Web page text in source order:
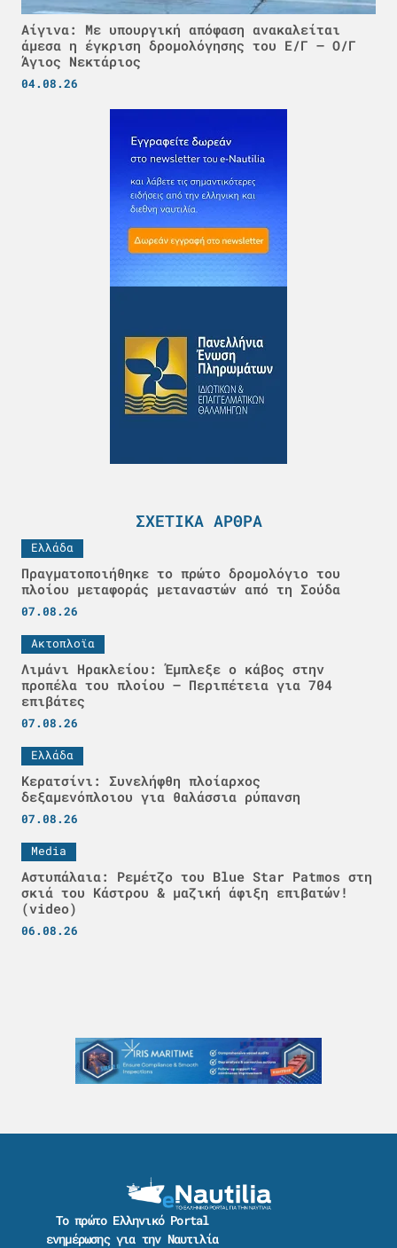
Αίγινα: Με υπουργική απόφαση ανακαλείται
άμεσα η έγκριση δρομολόγησης του Ε/Γ – Ο/Γ
Άγιος Νεκτάριος
04.08.26
ΣΧΕΤΙΚΆ ΆΡΘΡΑ
Ελλάδα
Πραγματοποιήθηκε το πρώτο δρομολόγιο του
πλοίου μεταφοράς μεταναστών από τη Σούδα
07.08.26
Ακτοπλοϊα
Λιμάνι Ηρακλείου: Έμπλεξε ο κάβος στην
προπέλα του πλοίου – Περιπέτεια για 704
επιβάτες
07.08.26
Ελλάδα
Κερατσίνι: Συνελήφθη πλοίαρχος
δεξαμενόπλοιου για θαλάσσια ρύπανση
07.08.26
Media
Αστυπάλαια: Ρεμέτζο του Blue Star Patmos στη
σκιά του Κάστρου & μαζική άφιξη επιβατών!
(video)
06.08.26
Το πρώτο Ελληνικό Portal
ενημέρωσης για την Ναυτιλία